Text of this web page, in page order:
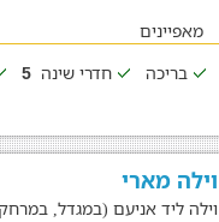
מאפיינים
בריכה
חדרי שינה 5
וילה מארי
וילה ליד אניעם (במגדל, במרחק של